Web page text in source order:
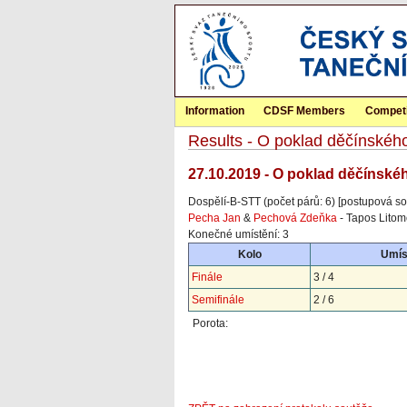
Information CDSF Members
Results - O poklad
27.10.2019 - O poklad
Dospělí-B-STT (počet párů: 6) [postupová
Pecha Jan & Pechová Zdeňka - Tapos
Konečné umístění: 3
Kolo
Finále
3 / 4
Semifinále
2 / 6
Porota: